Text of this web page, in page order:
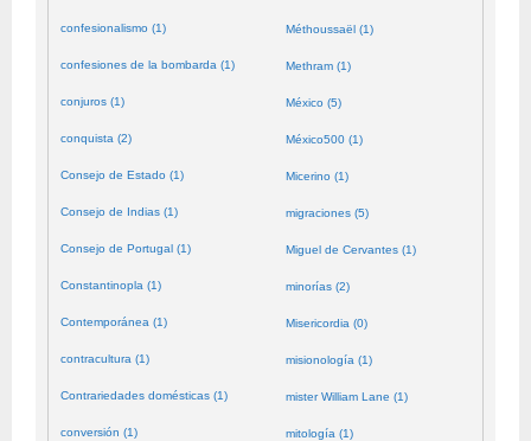
confesionalismo (1)
confesiones de la bombarda (1)
conjuros (1)
conquista (2)
Consejo de Estado (1)
Consejo de Indias (1)
Consejo de Portugal (1)
Constantinopla (1)
Contemporánea (1)
contracultura (1)
Contrariedades domésticas (1)
conversión (1)
Méthoussaël (1)
Methram (1)
México (5)
México500 (1)
Micerino (1)
migraciones (5)
Miguel de Cervantes (1)
minorías (2)
Misericordia (0)
misionología (1)
mister William Lane (1)
mitología (1)